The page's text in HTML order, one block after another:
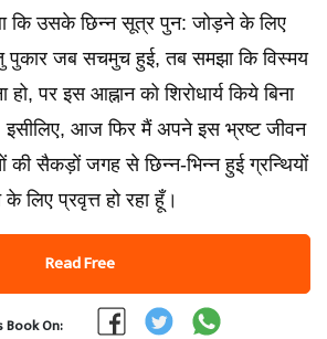
कि उसके छिन्न सूत्र पुन: जोड़ने के लिए
पुकार जब सचमुच हुई, तब समझा कि विस्मय
पर इस आह्नान को शिरोधार्य किये बिना
आज फिर मैं अपने इस भ्रष्ट जीवन
सैकड़ों जगह से छिन्न-भिन्न हुई ग्रन्थियों
लिए प्रवृत्त हो रहा हूँ।
Read Free
Book On: